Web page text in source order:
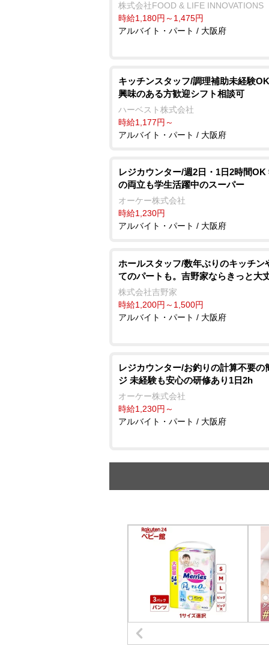
株式会社FOOD & LIFE INNOVATIONS
時給1,180円～1,475円
アルバイト・パート / 大阪府
キッチンスタッフ/調理補助未経験
興味のある方歓迎シフト相談可
ハーベスト株式会社
時給1,177円～
アルバイト・パート / 大阪府
レジカウンター/週2日・1日2時間OK
の両立も学生活躍中のスーパー
オーケー株式会社
時給1,230円
アルバイト・パート / 大阪府
ホールスタッフ/数年ぶりのキッチン
てのパートも。吉野家ならきっと大
株式会社吉野家
時給1,200円～1,500円
アルバイト・パート / 大阪府
レジカウンター/お釣りの計算不要の
ジ 未経験も安心の研修あり1日2h
オーケー株式会社
時給1,230円～
アルバイト・パート / 大阪府